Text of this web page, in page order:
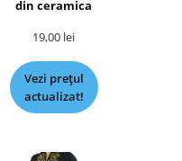
din ceramica
19,00 lei
Vezi prețul
actualizat!